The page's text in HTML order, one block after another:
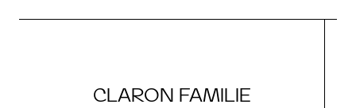
CLARON FAMILIE